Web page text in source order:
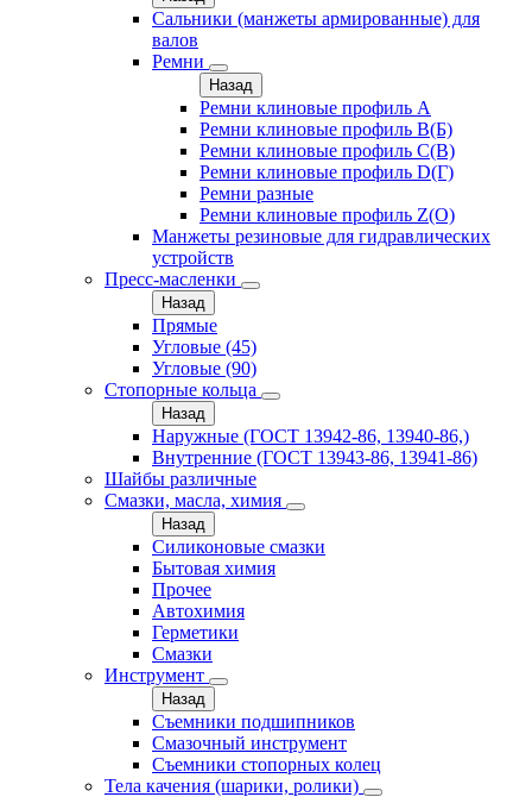
Сальники (манжеты армированные) для
валов
Ремни
Назад
Ремни клиновые профиль A
Ремни клиновые профиль B(Б)
Ремни клиновые профиль C(В)
Ремни клиновые профиль D(Г)
Ремни разные
Ремни клиновые профиль Z(О)
Манжеты резиновые для гидравлических
устройств
Пресс-масленки
Назад
Прямые
Угловые (45)
Угловые (90)
Стопорные кольца
Назад
Наружные (ГОСТ 13942-86, 13940-86,)
Внутренние (ГОСТ 13943-86, 13941-86)
Шайбы различные
Смазки, масла, химия
Назад
Силиконовые смазки
Бытовая химия
Прочее
Автохимия
Герметики
Смазки
Инструмент
Назад
Съемники подшипников
Смазочный инструмент
Съемники стопорных колец
Тела качения (шарики, ролики)